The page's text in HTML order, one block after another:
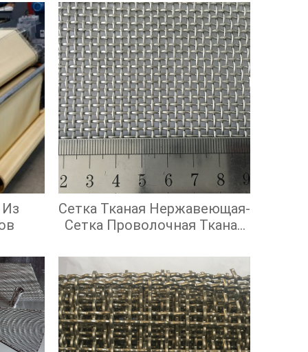
Сетка Тканая Нержавеющая-
Сетка Проволочная Тканая